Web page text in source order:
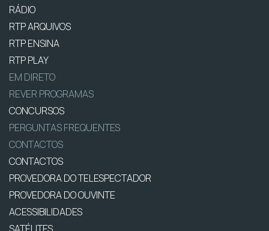
RÁDIO
RTP ARQUIVOS
RTP ENSINA
RTP PLAY
EM DIRETO
REVER PROGRAMAS
CONCURSOS
PERGUNTAS FREQUENTES
CONTACTOS
CONTACTOS
PROVEDORA DO TELESPECTADOR
PROVEDORA DO OUVINTE
ACESSIBILIDADES